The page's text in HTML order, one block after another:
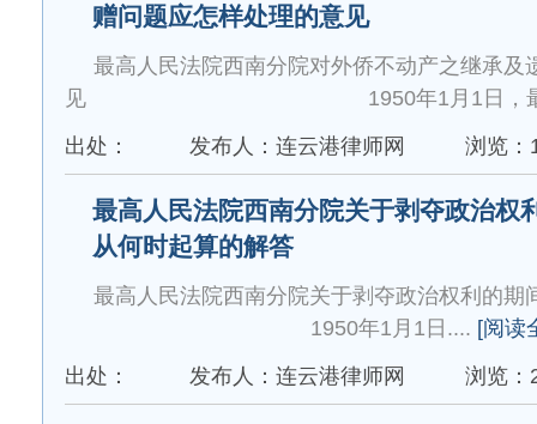
赠问题应怎样处理的意见
最高人民法院西南分院对外侨不动产之继承及
见 1950年1月1日，最高
出处：
发布人：连云港律师网 浏览：
最高人民法院西南分院关于剥夺政治权
从何时起算的解答
最高人民法院西南分院关于剥夺政治权利
1950年1月1日.... [阅读
出处：
发布人：连云港律师网 浏览：